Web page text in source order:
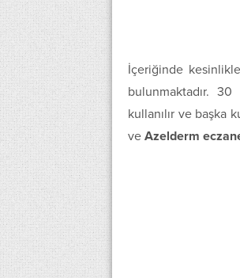
İçeriğinde
bulunmaktadır.
kullanılır ve başka
ve Azelderm